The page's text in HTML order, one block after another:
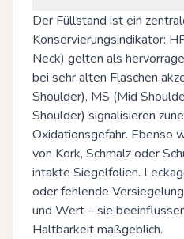
Der Füllstand ist ein
Konservierungsindikator:
Neck) gelten als
bei sehr alten Flaschen
Shoulder), MS (Mid
Shoulder) signalisieren
Oxidationsgefahr. Ebenso
von Kork, Schmalz oder
intakte Siegelfolien.
oder fehlende
und Wert – sie
Haltbarkeit maßgeblich.